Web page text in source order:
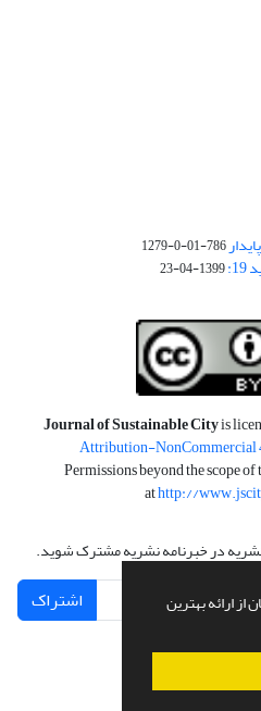
ارائه بهترین
786-01-0-1279
1399-04-23
Journal of Sustainable Cityis
Attribution-NonCommercial
Permissions beyond the scope
athttp://
نشریه در خبرنامه نشریه مشترک شوید.
اشتراک
پیاده سازی ازسیناوب